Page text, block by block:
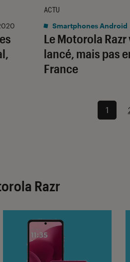
Le Motorola
lancé, mais pas
France
ACTU
Smartphones Android
1
Razr